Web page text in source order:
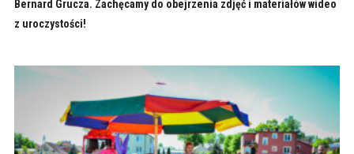
Bernard Grucza. Zachęcamy do obejrzenia zdjęć i materiałów wideo
z uroczystości!